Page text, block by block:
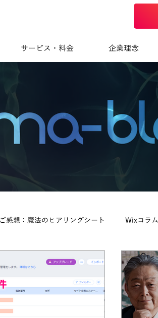
サービス・料金 企業理念
ご感想：魔法のヒアリングシート Wixコラム